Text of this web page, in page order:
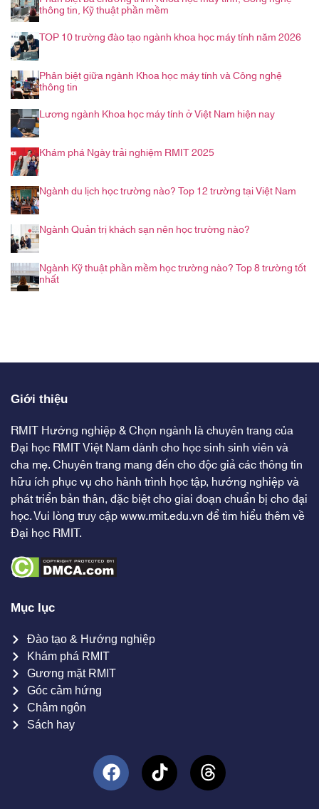
thông tin, Kỹ thuật phần mềm
TOP 10 trường đào tạo ngành khoa học máy tính năm 2026
Phân biệt giữa ngành Khoa học máy tính và Công nghệ
thông tin
Lương ngành Khoa học máy tính ở Việt Nam hiện nay
Khám phá Ngày trải nghiệm RMIT 2025
Ngành du lịch học trường nào? Top 12 trường tại Việt Nam
Ngành Quản trị khách sạn nên học trường nào?
Ngành Kỹ thuật phần mềm học trường nào? Top 8 trường tốt
nhất
Giới thiệu
RMIT Hướng nghiệp & Chọn ngành là chuyên trang của
Đại học RMIT Việt Nam dành cho học sinh sinh viên và
cha mẹ. Chuyên trang mang đến cho độc giả các thông tin
hữu ích phục vụ cho hành trình học tập, hướng nghiệp và
phát triển bản thân, đặc biệt cho giai đoạn chuẩn bị cho đại
học. Vui lòng truy cậpwww.rmit.edu.vnđể tìm hiểu thêm về
Đại học RMIT.
Mục lục
Đào tạo & Hướng nghiệp
Khám phá RMIT
Gương mặt RMIT
Góc cảm hứng
Châm ngôn
Sách hay